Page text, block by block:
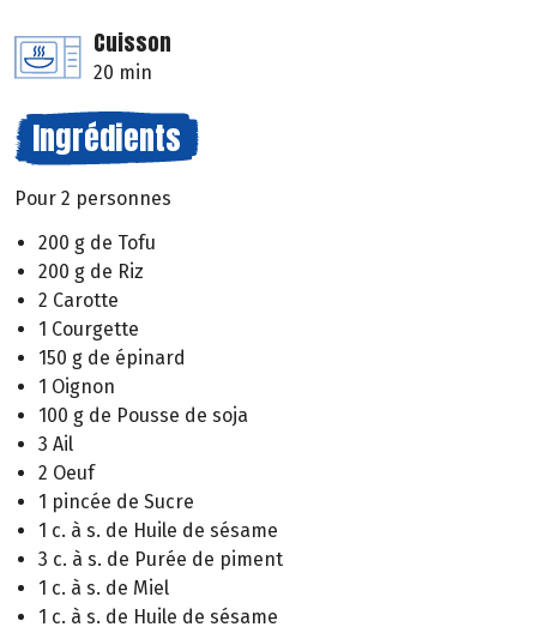
Cuisson
20 min
Ingrédients
Pour 2 personnes
200 g de Tofu
200 g de Riz
2 Carotte
1 Courgette
150 g de épinard
1 Oignon
100 g de Pousse de soja
3 Ail
2 Oeuf
1 pincée de Sucre
1 c. à s. de Huile de sésame
3 c. à s. de Purée de piment
1 c. à s. de Miel
1 c. à s. de Huile de sésame